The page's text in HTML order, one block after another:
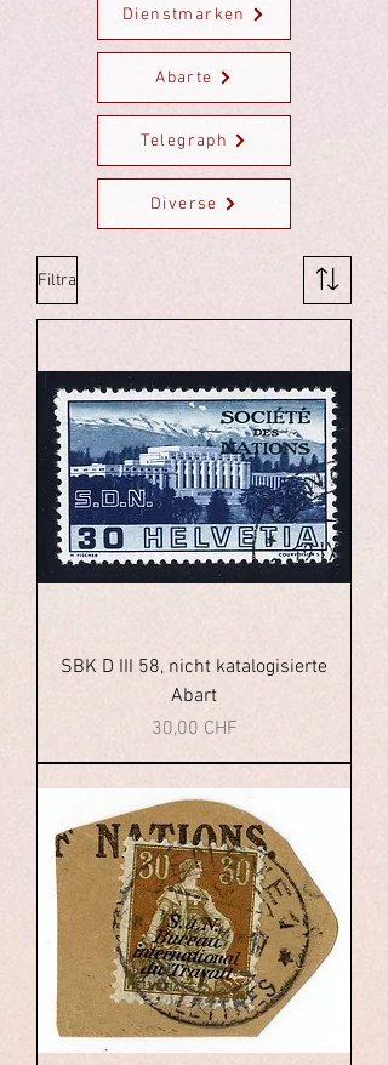
Dienstmarken
Abarte
Telegraph
Diverse
Filtra
SBK D III 58, nicht katalogisierte
Abart
Prezzo
30,00 CHF